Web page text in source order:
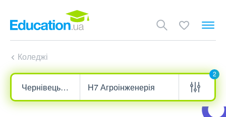
Коледжі
2